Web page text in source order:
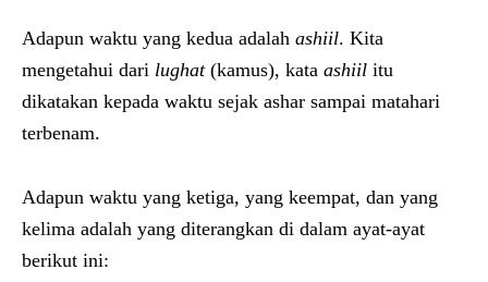
Adapun waktu yang kedua adalah ashiil. Kita
mengetahui dari lughat (kamus), kata ashiil itu
dikatakan kepada waktu sejak ashar sampai matahari
terbenam.
Adapun waktu yang ketiga, yang keempat, dan yang
kelima adalah yang diterangkan di dalam ayat-ayat
berikut ini: